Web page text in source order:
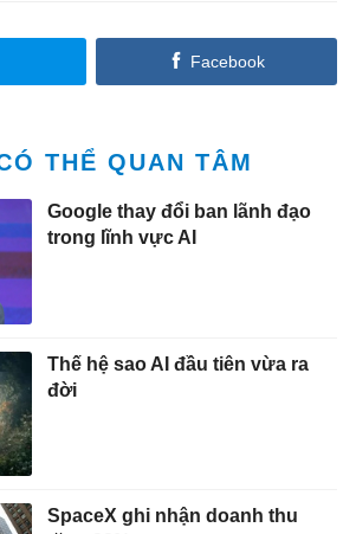
Facebook
THỂ QUAN TÂM
Google thay đổi ban lãnh đạo
trong lĩnh vực AI
Thế hệ sao AI đầu tiên vừa ra
đời
SpaceX ghi nhận doanh thu